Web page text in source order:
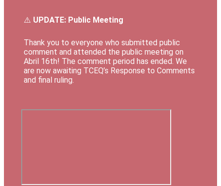
⚠️ UPDATE: Public Meeting
Thank you to everyone who submitted public
comment and attended the public meeting on
Abril 16th! The comment period has ended. We
are now awaiting TCEQ’s Response to Comments
and final ruling.